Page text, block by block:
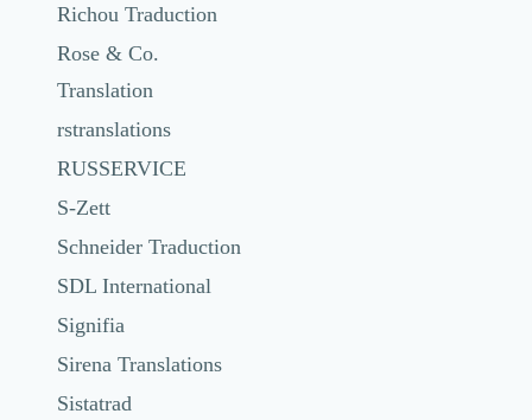
Richou Traduction
Rose & Co.
Translation
rstranslations
RUSSERVICE
S-Zett
Schneider Traduction
SDL International
Signifia
Sirena Translations
Sistatrad